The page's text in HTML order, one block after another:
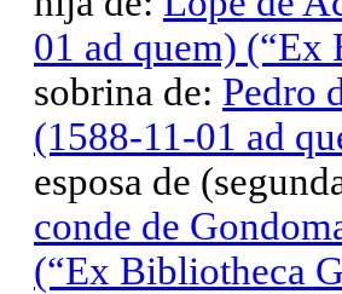
01 ad quem)
sobrina de: Pedro
(1588-11-01 ad
esposa de
conde de
(“Ex Bibliotheca